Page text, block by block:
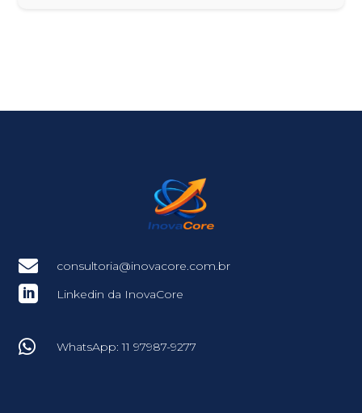
 consultoria@inovacore.com.br
 Linkedin da InovaCore
 WhatsApp: 11 97987-9277